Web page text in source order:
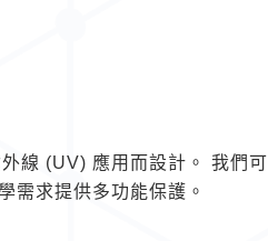
線 (UV) 應用而設計。 我們可
需求提供多功能保護。